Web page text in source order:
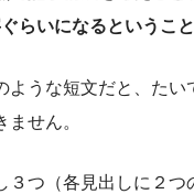
らいになるということ
ような短文だと、たい
せん。
３つ（各見出しに２